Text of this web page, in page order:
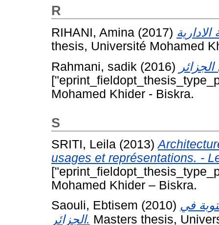
R
RIHANI, Amina (2017)
thesis, Université Mohamed
Rahmani, sadik (2016)
Mohamed Khider - Biskra.
S
SRITI, Leila (2013)
usages et représentations. -
Mohamed Khider – Biskra.
Saouli, Ebtisem (2010) في
الجزائر. Masters thesis,